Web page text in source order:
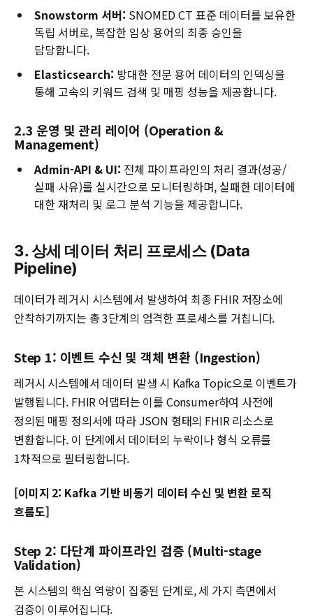
Snowstorm 서버: SNOMED CT 표준 데이터를 보유한
독립 서버로, 복잡한 임상 용어의 최종 승인을
담당합니다.
Elasticsearch: 방대한 전문 용어 데이터의 인덱싱을
통해 고속의 키워드 검색 및 매핑 성능을 제공합니다.
2.3 운영 및 관리 레이어 (Operation &
Management)
Admin-API & UI: 전체 파이프라인의 처리 결과(성공/
실패 사유)를 실시간으로 모니터링하며, 실패한 데이터에
대한 재처리 및 로그 분석 기능을 제공합니다.
3. 상세 데이터 처리 프로세스 (Data
Pipeline)
데이터가 레거시 시스템에서 발생하여 최종 FHIR 저장소에
안착하기까지는 총 3단계의 엄격한 프로세스를 거칩니다.
Step 1: 이벤트 수신 및 객체 변환 (Ingestion)
레거시 시스템에서 데이터 발생 시 Kafka Topic으로 이벤트가
발행됩니다. FHIR 어댑터는 이를 Consumer하여 사전에
정의된 매핑 정의서에 따라 JSON 형태의 FHIR 리소스로
변환합니다. 이 단계에서 데이터의 누락이나 형식 오류를
1차적으로 필터링합니다.
[이미지 2: Kafka 기반 비동기 데이터 수신 및 변환 로직
흐름도]
Step 2: 다단계 파이프라인 검증 (Multi-stage
Validation)
본 시스템의 핵심 역량이 집중된 단계로, 세 가지 측면에서
검증이 이루어집니다.